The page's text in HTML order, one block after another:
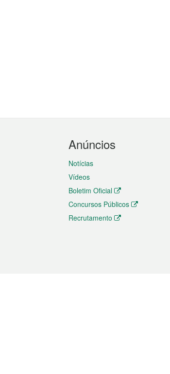
Anúncios
Notícias
Vídeos
Boletim Oficial
Concursos Públicos
Recrutamento